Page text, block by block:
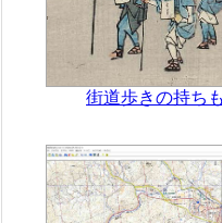
街道歩きの持ち